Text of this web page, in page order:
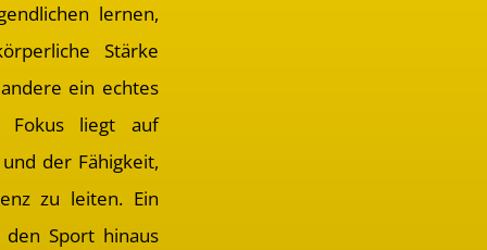
lernen,
Stärke
ein echtes
Fokus liegt auf
der Fähigkeit,
zu leiten. Ein
Sport hinaus